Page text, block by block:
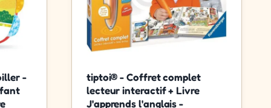
-
tiptoi® - Coffret complet
lecteur interactif + Livre
J'apprends l'anglais -